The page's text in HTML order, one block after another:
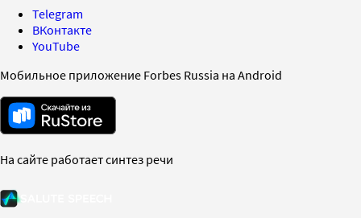
Telegram
ВКонтакте
YouTube
Мобильное приложение Forbes Russia на Android
На сайте работает синтез речи